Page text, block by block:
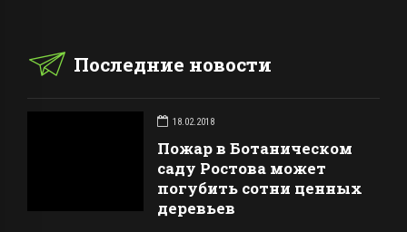
Последние новости
18.02.2018
Пожар в Ботаническом
саду Ростова может
погубить сотни ценных
деревьев